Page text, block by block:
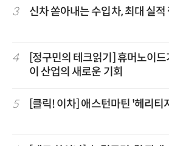
3 신차 쏟아내는 수입차, 최대 실적
4
[정구민의 테크읽기] 휴머노이
이 산업의 새로운 기회
5 [클릭! 이차] 애스턴마틴 '헤리티